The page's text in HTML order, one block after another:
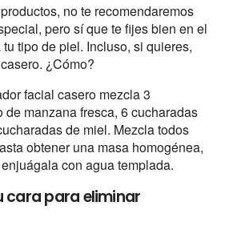
no te recomendaremos
pero sí que te fijes bien en el
tipo de piel. Incluso, si quieres,
¿Cómo?
facial casero mezcla 3
de manzana fresca, 6 cucharadas
de miel. Mezcla todos
obtener una masa homogénea,
con agua templada.
cara para eliminar